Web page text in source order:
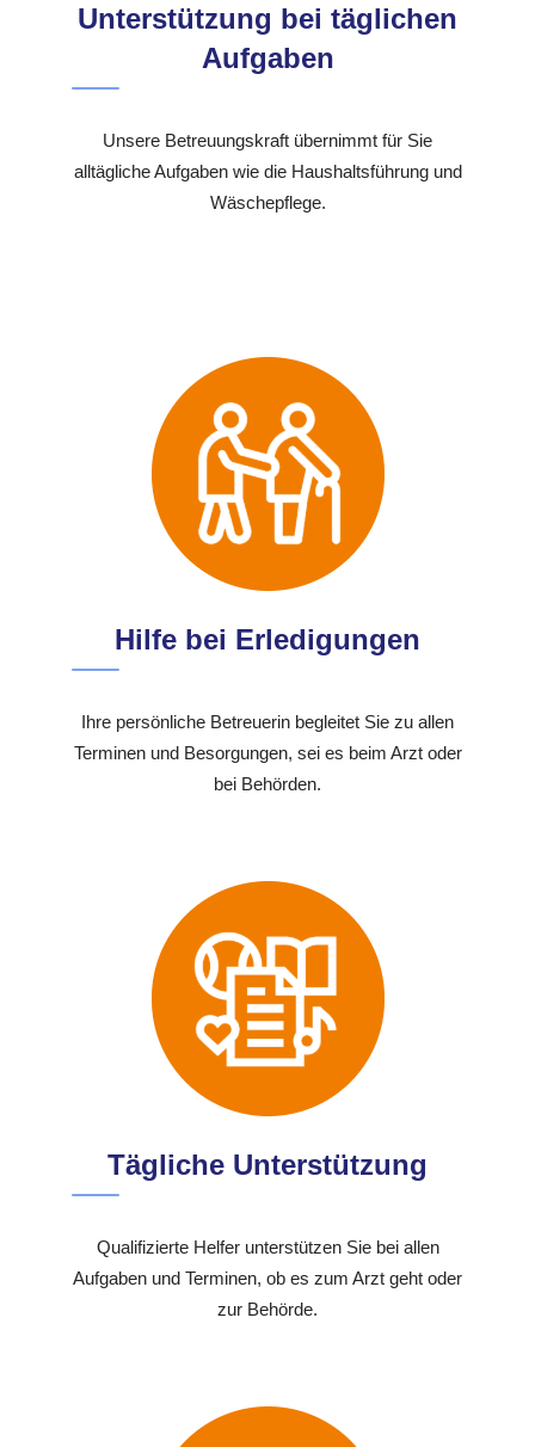
Unterstützung bei täglichen
Aufgaben
Unsere Betreuungskraft übernimmt für Sie
alltägliche Aufgaben wie die Haushaltsführung und
Wäschepflege.
Hilfe bei Erledigungen
Ihre persönliche Betreuerin begleitet Sie zu allen
Terminen und Besorgungen, sei es beim Arzt oder
bei Behörden.
Tägliche Unterstützung
Qualifizierte Helfer unterstützen Sie bei allen
Aufgaben und Terminen, ob es zum Arzt geht oder
zur Behörde.